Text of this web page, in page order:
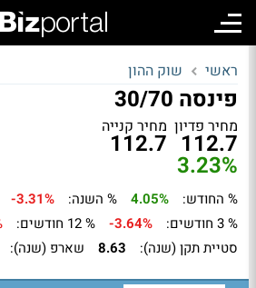
ראשי שוק ההון
פינסה 30/70
מחיר פדיון
112.7
מחיר קנייה
112.7
3.23%
% החודש: 4.05% % השנה:
-3.31%
% 3 חודשים:
-3.64% % 12 חודשים:
סטיית תקן (שנה):
8.63 שארפ (שנה):